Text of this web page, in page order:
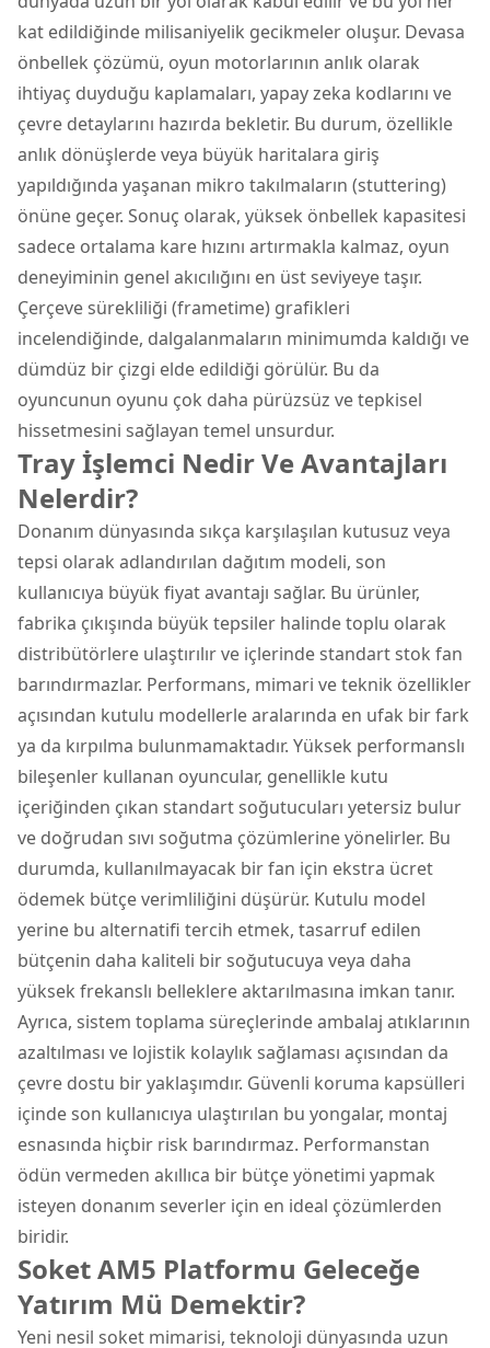
kat edildiğinde milisaniyelik gecikmeler oluşur. Devasa
önbellek çözümü, oyun motorlarının anlık olarak
ihtiyaç duyduğu kaplamaları, yapay zeka kodlarını ve
çevre detaylarını hazırda bekletir. Bu durum, özellikle
anlık dönüşlerde veya büyük haritalara giriş
yapıldığında yaşanan mikro takılmaların (stuttering)
önüne geçer. Sonuç olarak, yüksek önbellek kapasitesi
sadece ortalama kare hızını artırmakla kalmaz, oyun
deneyiminin genel akıcılığını en üst seviyeye taşır.
Çerçeve sürekliliği (frametime) grafikleri
incelendiğinde, dalgalanmaların minimumda kaldığı ve
dümdüz bir çizgi elde edildiği görülür. Bu da
oyuncunun oyunu çok daha pürüzsüz ve tepkisel
hissetmesini sağlayan temel unsurdur.
Tray İşlemci Nedir Ve Avantajları
Nelerdir?
Donanım dünyasında sıkça karşılaşılan kutusuz veya
tepsi olarak adlandırılan dağıtım modeli, son
kullanıcıya büyük fiyat avantajı sağlar. Bu ürünler,
fabrika çıkışında büyük tepsiler halinde toplu olarak
distribütörlere ulaştırılır ve içlerinde standart stok fan
barındırmazlar. Performans, mimari ve teknik özellikler
açısından kutulu modellerle aralarında en ufak bir fark
ya da kırpılma bulunmamaktadır. Yüksek performanslı
bileşenler kullanan oyuncular, genellikle kutu
içeriğinden çıkan standart soğutucuları yetersiz bulur
ve doğrudan sıvı soğutma çözümlerine yönelirler. Bu
durumda, kullanılmayacak bir fan için ekstra ücret
ödemek bütçe verimliliğini düşürür. Kutulu model
yerine bu alternatifi tercih etmek, tasarruf edilen
bütçenin daha kaliteli bir soğutucuya veya daha
yüksek frekanslı belleklere aktarılmasına imkan tanır.
Ayrıca, sistem toplama süreçlerinde ambalaj atıklarının
azaltılması ve lojistik kolaylık sağlaması açısından da
çevre dostu bir yaklaşımdır. Güvenli koruma kapsülleri
içinde son kullanıcıya ulaştırılan bu yongalar, montaj
esnasında hiçbir risk barındırmaz. Performanstan
ödün vermeden akıllıca bir bütçe yönetimi yapmak
isteyen donanım severler için en ideal çözümlerden
biridir.
Soket AM5 Platformu Geleceğe
Yatırım Mü Demektir?
Yeni nesil soket mimarisi, teknoloji dünyasında uzun